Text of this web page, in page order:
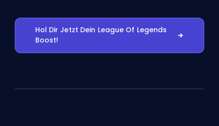
Hol Dir Jetzt Dein League Of Legends
Boost!